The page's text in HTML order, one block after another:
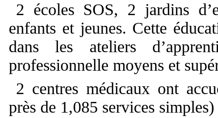
2 écoles SOS, 2 jardins
enfants et jeunes. Cette
dans les ateliers
professionnelle moyens et
2 centres médicaux ont
près de 1,085 services simples)